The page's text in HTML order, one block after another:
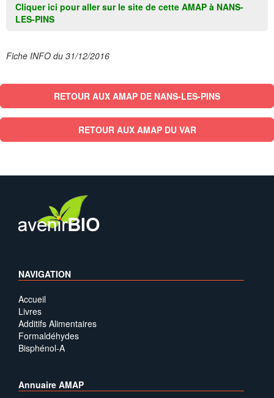
Cliquer ici pour aller sur le site de cette AMAP à NANS-
LES-PINS
Fiche INFO du 31/12/2016
RETOUR AUX AMAP DE NANS-LES-PINS
RETOUR AUX AMAP DU VAR
NAVIGATION
Accueil
Livres
Additifs Alimentaires
Formaldéhydes
Bisphénol-A
Annuaire AMAP